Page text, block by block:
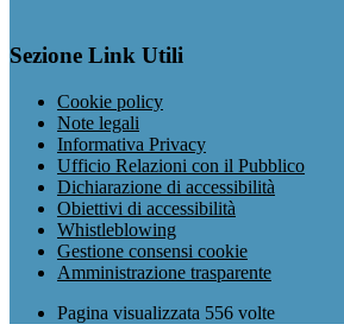
Sezione Link Utili
Cookie policy
Note legali
Informativa Privacy
Ufficio Relazioni con il Pubblico
Dichiarazione di accessibilità
Obiettivi di accessibilità
Whistleblowing
Gestione consensi cookie
Amministrazione trasparente
Pagina visualizzata 556 volte